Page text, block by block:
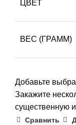
ЦВЕТ
ВЕС (ГРАММ)
Добавьте
Закажите
существенную
Сравнить